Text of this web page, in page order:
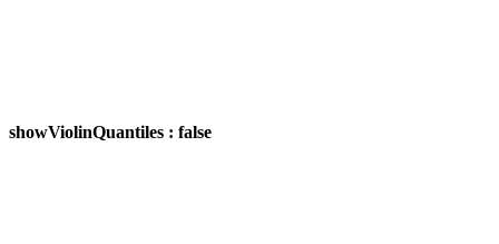
showViolinQuantiles : false